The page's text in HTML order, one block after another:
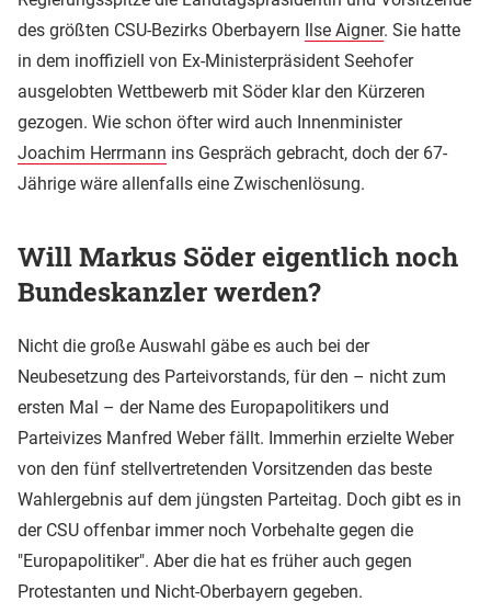
des größten CSU-Bezirks Oberbayern
Ilse Aigner. Sie hatte
in dem inoffiziell von Ex-Ministerpräsident Seehofer
ausgelobten Wettbewerb mit Söder klar den Kürzeren
gezogen. Wie schon öfter wird auch Innenminister
Joachim Herrmann ins Gespräch gebracht, doch der 67-
Jährige wäre allenfalls eine Zwischenlösung.
Will Markus Söder eigentlich noch
Bundeskanzler werden?
Nicht die große Auswahl gäbe es auch bei der
Neubesetzung des Parteivorstands, für den – nicht zum
ersten Mal – der Name des Europapolitikers und
Parteivizes Manfred Weber fällt. Immerhin erzielte Weber
von den fünf stellvertretenden Vorsitzenden das beste
Wahlergebnis auf dem jüngsten Parteitag. Doch gibt es in
der CSU offenbar immer noch Vorbehalte gegen die
"Europapolitiker". Aber die hat es früher auch gegen
Protestanten und Nicht-Oberbayern gegeben.